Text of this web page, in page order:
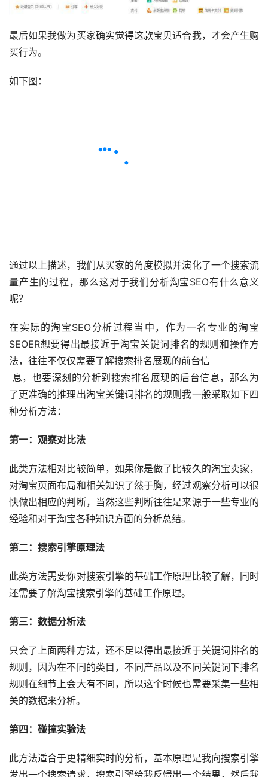
最后如果我做为买家确实觉得这款宝贝适合我，才会产生购
买行为。
如下图：
通过以上描述，我们从买家的角度模拟并演化了一个搜索流
量产生的过程，那么这对于我们分析淘宝SEO有什么意义
呢？
在实际的淘宝SEO分析过程当中，作为一名专业的淘宝
SEOER想要得出最接近于淘宝关键词排名的规则和操作方
法，往往不仅仅需要了解搜索排名展现的前台信
了更准确的推理出淘宝关键词排名的规则我一般采取如下四
种分析方法：
第一：观察对比法
此类方法相对比较简单，如果你是做了比较久的淘宝卖家，
对淘宝页面布局和相关知识了然于胸，经过观察分析可以很
快做出相应的判断，当然这些判断往往是来源于一些专业的
经验和对于淘宝各种知识方面的分析总结。
第二：搜索引擎原理法
此类方法需要你对搜索引擎的基础工作原理比较了解，同时
还需要了解淘宝搜索引擎的基础工作原理。
第三：数据分析法
只会了上面两种方法，还不足以得出最接近于关键词排名的
规则，因为在不同的类目，不同产品以及不同关键词下排名
规则在细节上会大有不同，所以这个时候也需要采集一些相
关的数据来分析。
第四：碰撞实验法
此方法适合于更精细实时的分析，基本原理是我向搜索引擎